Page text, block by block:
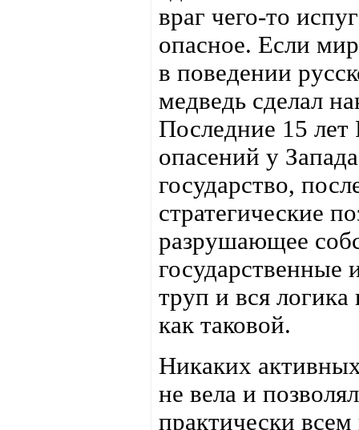
враг чего-то
опасное. Если
в поведении
медведь сделал
Последние 15 лет
опасений у
государство,
стратегические
разрушающее
государственные
труп и вся
как таковой.
Никаких
не вела и
практически